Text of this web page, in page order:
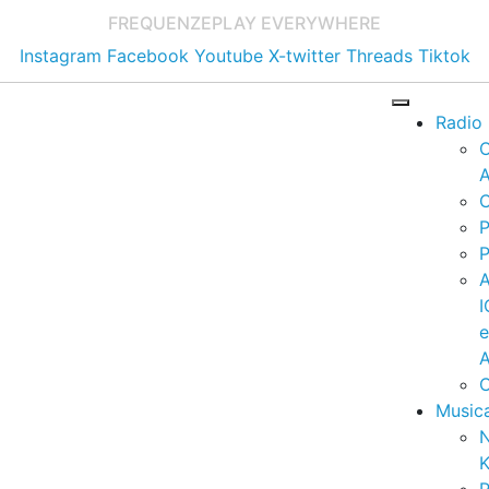
FREQUENZEPLAY EVERYWHERE
Instagram Facebook Youtube X-twitter Threads Tiktok
Radio
e